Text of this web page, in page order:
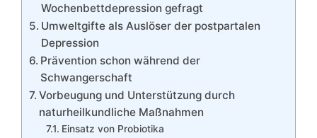
Wochenbettdepression gefragt
Umweltgifte als Auslöser der postpartalen
Depression
Prävention schon während der
Schwangerschaft
Vorbeugung und Unterstützung durch
naturheilkundliche Maßnahmen
Einsatz von Probiotika